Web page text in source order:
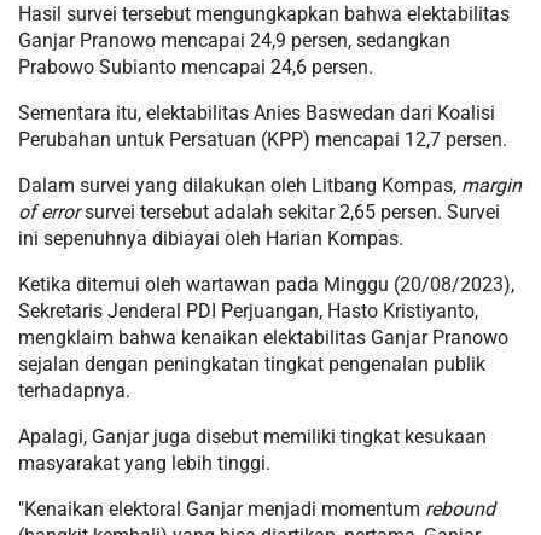
Hasil survei tersebut mengungkapkan bahwa elektabilitas
Ganjar Pranowo mencapai 24,9 persen, sedangkan
Prabowo Subianto mencapai 24,6 persen.
Sementara itu, elektabilitas Anies Baswedan dari Koalisi
Perubahan untuk Persatuan (KPP) mencapai 12,7 persen.
Dalam survei yang dilakukan oleh Litbang Kompas, margin
of errorsurvei tersebut adalah sekitar 2,65 persen. Survei
ini sepenuhnya dibiayai oleh Harian Kompas.
Ketika ditemui oleh wartawan pada Minggu (20/08/2023),
Sekretaris Jenderal PDI Perjuangan, Hasto Kristiyanto,
mengklaim bahwa kenaikan elektabilitas Ganjar Pranowo
sejalan dengan peningkatan tingkat pengenalan publik
terhadapnya.
Apalagi, Ganjar juga disebut memiliki tingkat kesukaan
masyarakat yang lebih tinggi.
"Kenaikan elektoral Ganjar menjadi momentum rebound